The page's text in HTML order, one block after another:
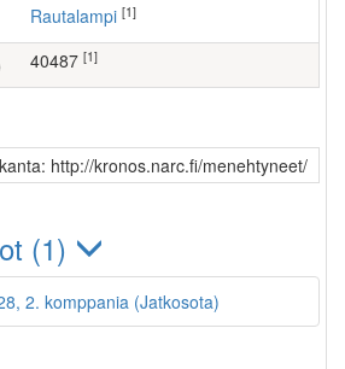
Rautalampi [1]
40487 [1]
http://kronos.narc.fi/menehtyneet/
(1)
2. komppania (Jatkosota)